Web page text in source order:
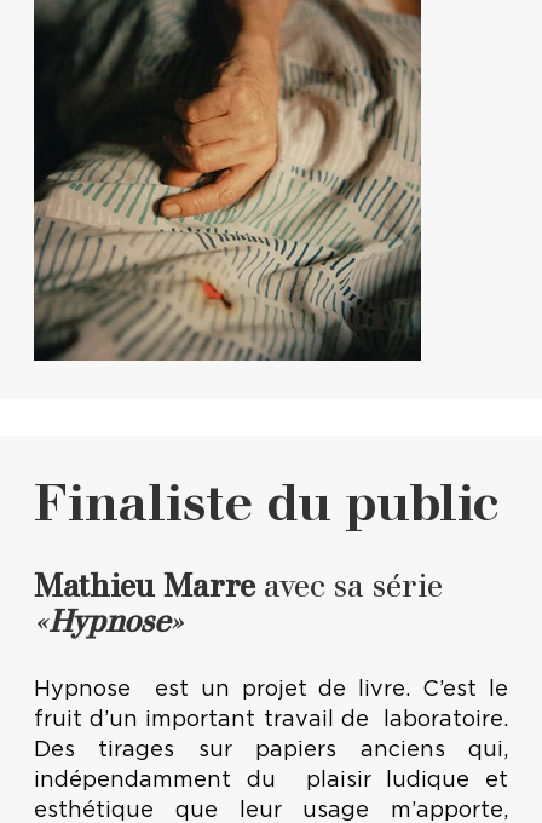
Finaliste du public
Mathieu Marreavec sa série
«Hypnose»
Hypnose est un projet de livre. C’est le
fruit d’un important travail de laboratoire.
Des tirages sur papiers anciens qui,
indépendamment du plaisir ludique et
esthétique que leur usage m’apporte,